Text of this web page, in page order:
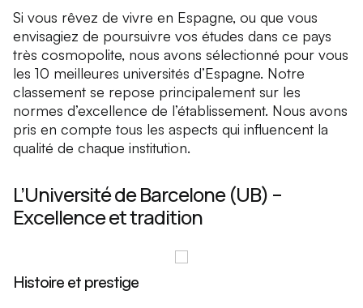
Si vous rêvez de vivre en Espagne, ou que vous
envisagiez de poursuivre vos études dans ce pays
très cosmopolite, nous avons sélectionné pour vous
les 10 meilleures universités d’Espagne. Notre
classement se repose principalement sur les
normes d’excellence de l’établissement. Nous avons
pris en compte tous les aspects qui influencent la
qualité de chaque institution.
L’Université de Barcelone (UB) –
Excellence et tradition
Histoire et prestige